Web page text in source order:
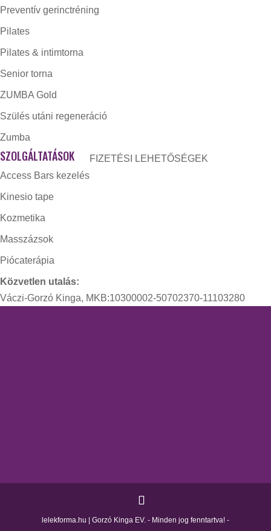
Preventív gerinctréning
Pilates
Pilates & intimtorna
Senior torna
ZUMBA Gold
Szülés utáni regeneráció
Zumba
SZOLGÁLTATÁSOK
Access Bars kezelés
Kinesio tape
Kozmetika
Masszázsok
Piócaterápia
FIZETÉSI LEHETŐSÉGEK
Közvetlen utalás:
Váczi-Gorzó Kinga, MKB:10300002-50702370-11103280
lelekforma.hu | Gorzó Kinga EV. - Minden jog fenntartva! -